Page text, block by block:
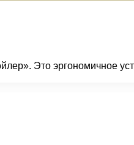
Это эргономичное